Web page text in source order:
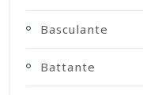
Basculante
Battante